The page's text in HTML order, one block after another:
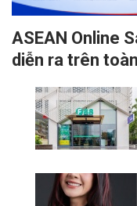
ASEAN Online
diễn ra trên